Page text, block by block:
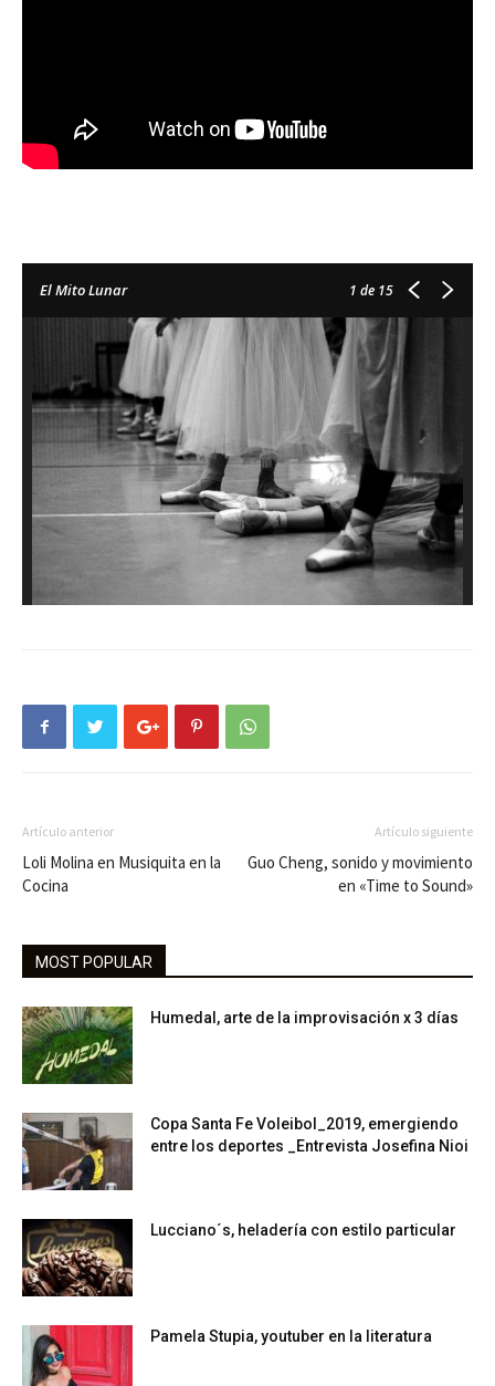
El Mito Lunar 1 de 15
Artículo anterior
Loli Molina en Musiquita en la
Cocina
Artículo siguiente
Guo Cheng, sonido y movimiento
en «Time to Sound»
MOST POPULAR
Humedal, arte de la improvisación x 3 días
Copa Santa Fe Voleibol_2019, emergiendo
entre los deportes _Entrevista Josefina Nioi
Lucciano´s, heladería con estilo particular
Pamela Stupia, youtuber en la literatura